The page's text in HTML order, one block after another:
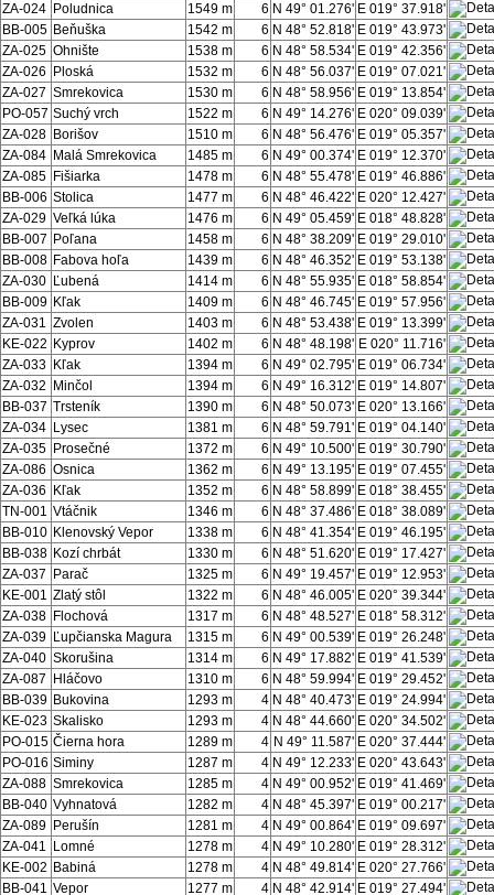
ZA-024 Poludnica 1549 m 6 N 49° 01.276' E 019° 37.918'
BB-005 Beňuška 1542 m 6 N 48° 52.818' E 019° 43.973'
ZA-025 Ohnište 1538 m 6 N 48° 58.534' E 019° 42.356'
ZA-026
Ploská 1532 m 6 N 48° 56.037' E 019° 07.021'
ZA-027 Smrekovica 1530 m 6 N 48° 58.956' E 019° 13.854'
PO-057 Suchý vrch 1522 m 6 N 49° 14.276' E 020° 09.039'
ZA-028 Borišov 1510 m 6 N 48° 56.476' E 019° 05.357'
ZA-084 Malá Smrekovica 1485 m 6 N 49° 00.374' E 019° 12.370'
ZA-085 Fišiarka 1478 m 6 N 48° 55.478' E 019° 46.886'
BB-006 Stolica 1477 m 6 N 48° 46.422' E 020° 12.427'
ZA-029 Veľká lúka 1476 m 6 N 49° 05.459' E 018° 48.828'
BB-007 Poľana 1458 m 6 N 48° 38.209' E 019° 29.010'
BB-008 Fabova hoľa 1439 m 6 N 48° 46.352' E 019° 53.138'
ZA-030 Ľubená 1414 m 6 N 48° 55.935' E 018° 58.854'
BB-009 Kľak 1409 m 6 N 48° 46.745' E 019° 57.956'
ZA-031 Zvolen 1403 m 6 N 48° 53.438' E 019° 13.399'
KE-022 Kyprov 1402 m 6 N 48° 48.198' E 020° 11.716'
ZA-033 Kľak 1394 m 6 N 49° 02.795' E 019° 06.734'
ZA-032
Minčol 1394 m 6 N 49° 16.312' E 019° 14.807'
BB-037 Trsteník 1390 m 6 N 48° 50.073' E 020° 13.166'
ZA-034 Lysec 1381 m 6 N 48° 59.791' E 019° 04.140'
ZA-035 Prosečné 1372 m 6 N 49° 10.500' E 019° 30.790'
ZA-086 Osnica 1362 m 6 N 49° 13.195' E 019° 07.455'
ZA-036
Kľak 1352 m 6 N 48° 58.899' E 018° 38.455'
TN-001 Vtáčnik 1346 m 6 N 48° 37.486' E 018° 38.089'
BB-010 Klenovský Vepor 1338 m 6 N 48° 41.354' E 019° 46.195'
BB-038 Kozí chrbát 1330 m 6 N 48° 51.620' E 019° 17.427'
ZA-037
Parač 1325 m 6 N 49° 19.457' E 019° 12.953'
KE-001 Zlatý stôl 1322 m 6 N 48° 46.005' E 020° 39.344'
ZA-038 Flochová 1317 m 6 N 48° 48.527' E 018° 58.312'
ZA-039 Ľupčianska Magura 1315 m 6 N 49° 00.539' E 019° 26.248'
ZA-040 Skorušina 1314 m 6 N 49° 17.882' E 019° 41.539'
ZA-087
Hláčovo 1310 m 6 N 48° 59.994' E 019° 29.452'
BB-039 Bukovina 1293 m 4 N 48° 40.473' E 019° 24.994'
KE-023 Skalisko 1293 m 4 N 48° 44.660' E 020° 34.502'
PO-015 Čierna hora 1289 m 4 N 49° 11.587' E 020° 37.444'
PO-016 Siminy 1287 m 4 N 49° 12.233' E 020° 43.643'
ZA-088 Smrekovica 1285 m 4 N 49° 00.952' E 019° 41.469'
BB-040 Vyhnatová 1282 m 4 N 48° 45.397' E 019° 00.217'
ZA-089 Perušín 1281 m 4 N 49° 00.864' E 019° 09.697'
ZA-041
Lomné 1278 m 4 N 49° 10.280' E 019° 28.312'
KE-002 Babiná 1278 m 4 N 48° 49.814' E 020° 27.766'
BB-041 Vepor 1277 m 4 N 48° 42.914' E 019° 27.494'